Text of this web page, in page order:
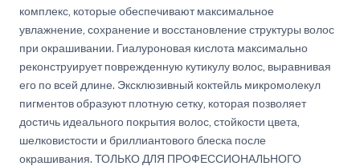
комплекс, которые обеспечивают максимальное
увлажнение, сохранение и восстановление структуры волос
при окрашивании. Гиалуроновая кислота максимально
реконструирует поврежденную кутикулу волос, выравнивая
его по всей длине. Эксклюзивный коктейль микромолекул
пигментов образуют плотную сетку, которая позволяет
достичь идеального покрытия волос, стойкости цвета,
шелковистости и бриллиантового блеска после
окрашивания. ТОЛЬКО ДЛЯ ПРОФЕССИОНАЛЬНОГО